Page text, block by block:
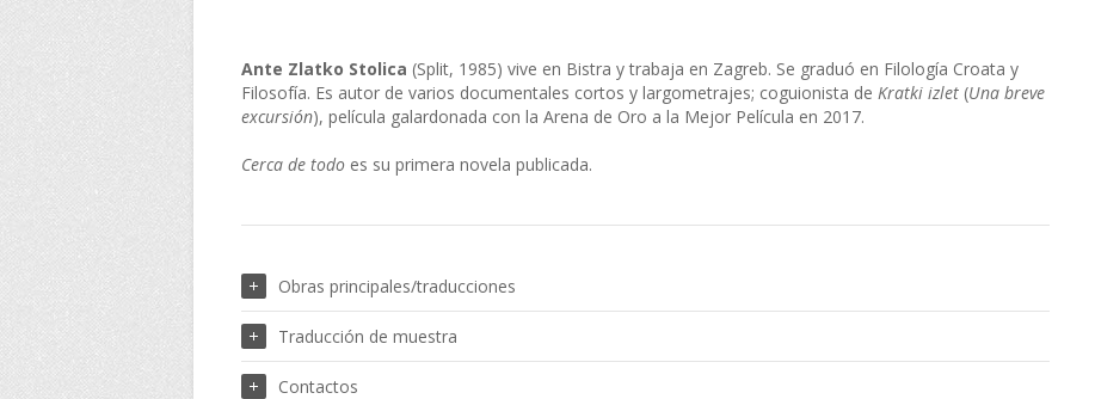
Ante Zlatko Stolica (Split, 1985) vive en Bistra y trabaja en Zagreb. Se graduó en Filología Croata y
Filosofía. Es autor de varios documentales cortos y largometrajes; coguionista de Kratki izlet (Una breve
excursión), película galardonada con la Arena de Oro a la Mejor Película en 2017.
Cerca de todo es su primera novela publicada.
Obras principales/traducciones
Traducción de muestra
Contactos